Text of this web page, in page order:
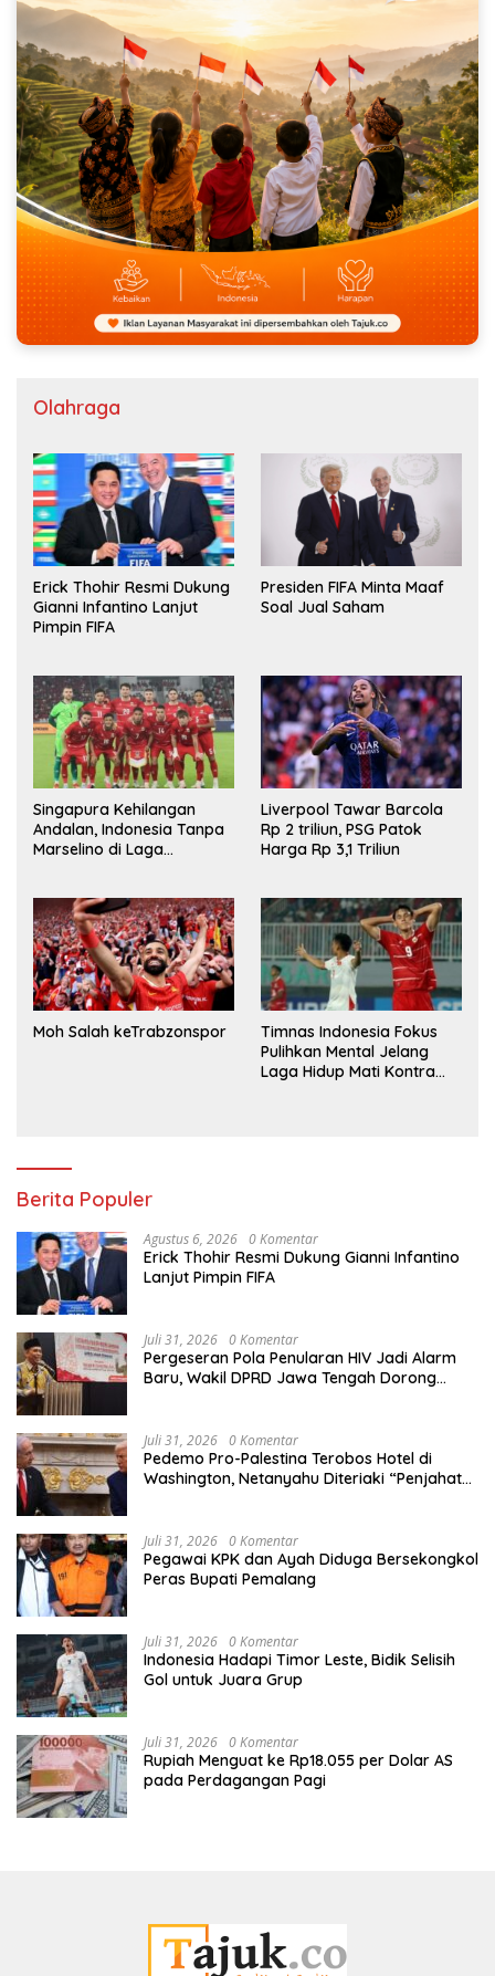
Olahraga
Erick Thohir Resmi Dukung
Gianni Infantino Lanjut
Pimpin FIFA
Presiden FIFA Minta Maaf
Soal Jual Saham
Singapura Kehilangan
Andalan, Indonesia Tanpa
Marselino di Laga
Liverpool Tawar Barcola
Rp 2 triliun, PSG Patok
Harga Rp 3,1 Triliun
Moh Salah keTrabzonspor
Timnas Indonesia Fokus
Pulihkan Mental Jelang
Laga Hidup Mati Kontra
Berita Populer
Agustus 6, 2026 0 Komentar
Erick Thohir Resmi Dukung Gianni Infantino
Lanjut Pimpin FIFA
Juli 31, 2026 0 Komentar
Pergeseran Pola Penularan HIV Jadi Alarm
Baru, Wakil DPRD Jawa Tengah Dorong
Juli 31, 2026 0 Komentar
Pedemo Pro-Palestina Terobos Hotel di
Washington, Netanyahu Diteriaki “Penjahat
Juli 31, 2026 0 Komentar
Pegawai KPK dan Ayah Diduga Bersekongkol
Peras Bupati Pemalang
Juli 31, 2026 0 Komentar
Indonesia Hadapi Timor Leste, Bidik Selisih
Gol untuk Juara Grup
Juli 31, 2026 0 Komentar
Rupiah Menguat ke Rp18.055 per Dolar AS
pada Perdagangan Pagi